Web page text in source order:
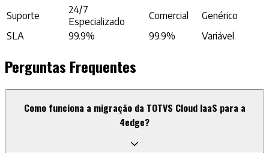
Suporte
24/7
Especializado
Comercial
Genérico
SLA
99.9% 99.9% Variável
Perguntas Frequentes
Como funciona a migração da TOTVS Cloud IaaS para a
4edge?